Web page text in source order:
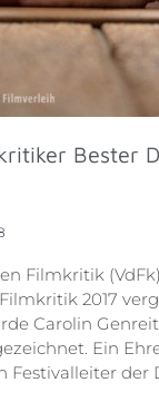
Bester
Filmkritik
2017
Carolin
Ein
Festivalleiter der